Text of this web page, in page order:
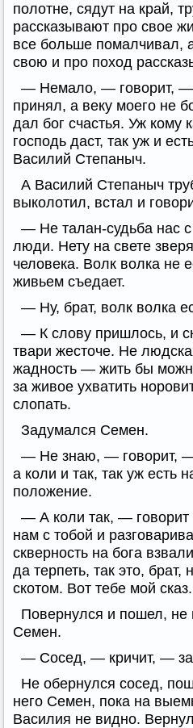
полотне, сядут на край,
рассказывают про свое
все больше помалчивал,
свою и про поход
— Немало, — говорит, —
принял, а веку моего не
дал бог счастья. Уж кому
господь даст, так уж и
Василий Степаныч.
А Василий Степаныч
выколотил, встал и
— Не талан-судьба нас
люди. Нету на свете
человека. Волк волка не
живьем съедает.
— Ну, брат, волк волка
— К слову пришлось, и
твари жесточе. Не
жадность — жить бы
за живое ухватить
слопать.
Задумался Семен.
— Не знаю, — говорит, —
а коли и так, так уж есть
положение.
— А коли так, — говорит
нам с тобой и
скверность на бога
да терпеть, так это,
скотом. Вот тебе мой сказ.
Повернулся и пошел, не
Семен.
— Сосед, — кричит, — за
Не обернулся сосед,
него Семен, пока на
Василия не видно.